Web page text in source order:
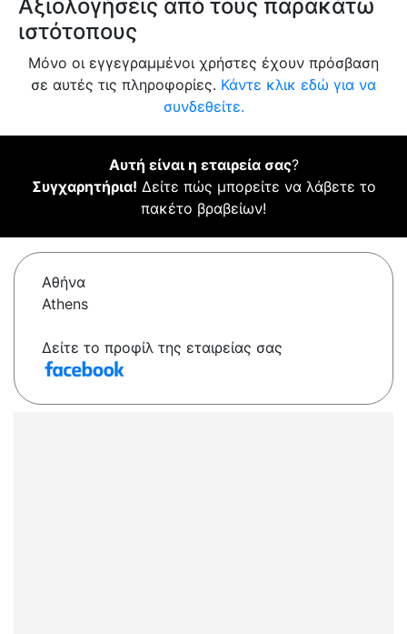
Αξιολογήσεις από τους παρακάτω
ιστότοπους
Μόνο οι εγγεγραμμένοι χρήστες έχουν πρόσβαση
σε αυτές τις πληροφορίες. Κάντε κλικ εδώ για να
συνδεθείτε.
Αυτή είναι η εταιρεία σας?
Συγχαρητήρια! Δείτε πώς μπορείτε να λάβετε το
πακέτο βραβείων!
Αθήνα
Athens
Δείτε το προφίλ της εταιρείας σας